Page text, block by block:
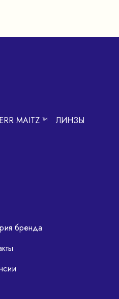
MAITZ ™
ЛИНЗЫ
бренда